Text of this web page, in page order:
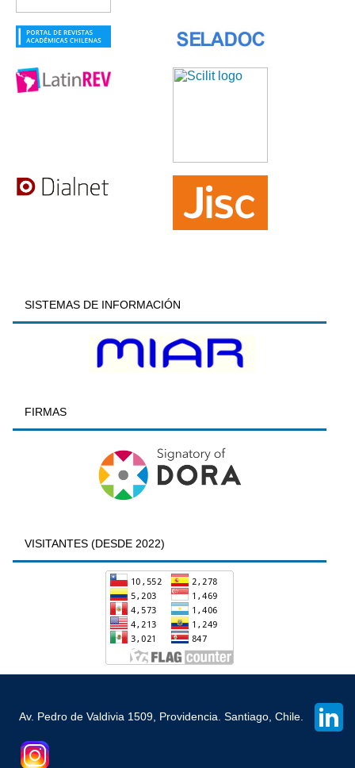
SISTEMAS DE INFORMACIÓN
FIRMAS
VISITANTES (DESDE 2022)
Av. Pedro de Valdivia 1509, Providencia. Santiago, Chile.